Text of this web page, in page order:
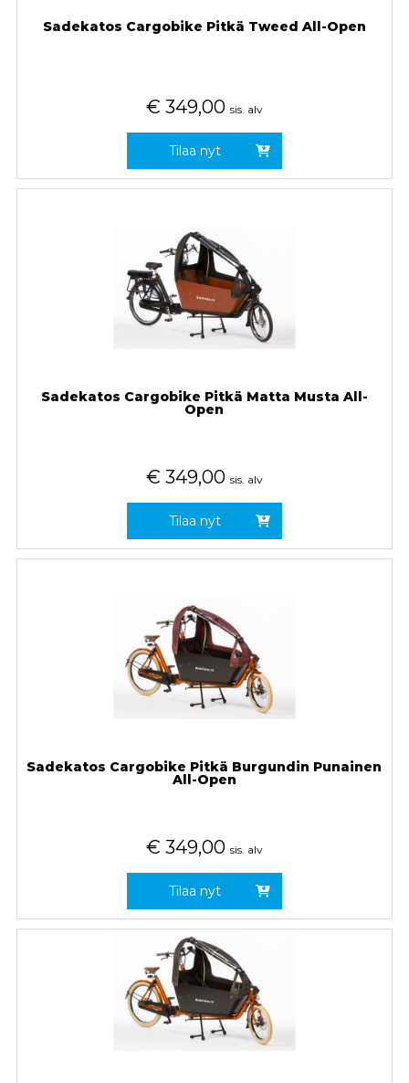
Sadekatos Cargobike Pitkä Tweed All-Open
€ 349,00 sis. alv
Tilaa nyt
Sadekatos Cargobike Pitkä Matta Musta All-
Open
€ 349,00 sis. alv
Tilaa nyt
Sadekatos Cargobike Pitkä Burgundin Punainen
All-Open
€ 349,00 sis. alv
Tilaa nyt